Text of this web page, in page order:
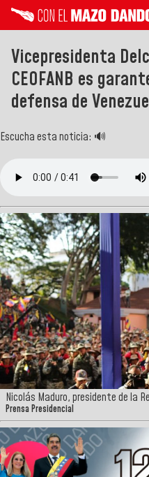
Vicepresidenta
CEOFANB es
defensa de
Escucha esta noticia: 🔊
Nicolás Maduro, presidente de la
Prensa Presidencial